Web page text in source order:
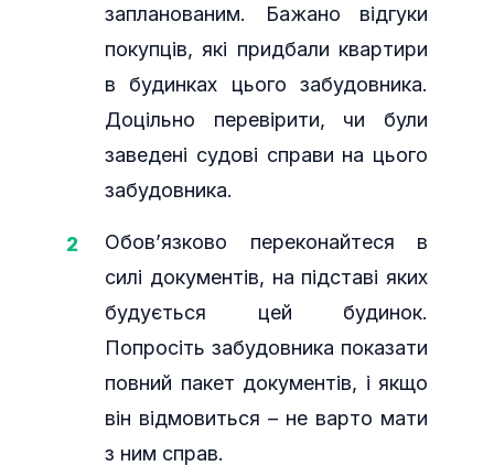
запланованим. Бажано відгуки
покупців, які придбали квартири
в будинках цього забудовника.
Доцільно перевірити, чи були
заведені судові справи на цього
забудовника.
Обов’язково переконайтеся в
силі документів, на підставі яких
будується цей будинок.
Попросіть забудовника показати
повний пакет документів, і якщо
він відмовиться – не варто мати
з ним справ.